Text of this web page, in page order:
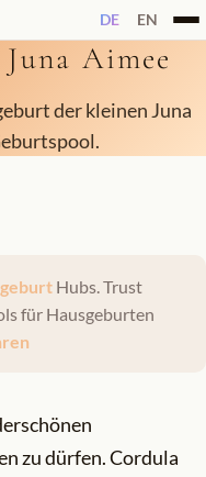
DE EN
Aimee
der kleinen Juna
Hubs. Trust
für Hausgeburten
zu dürfen. Cordula